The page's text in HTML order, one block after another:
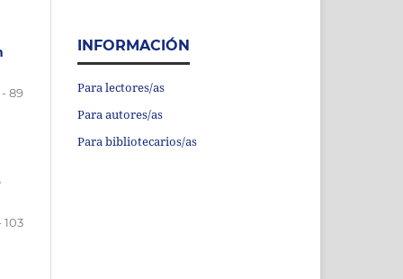
89
103
INFORMACIÓN
Para lectores/as
Para autores/as
Para bibliotecarios/as